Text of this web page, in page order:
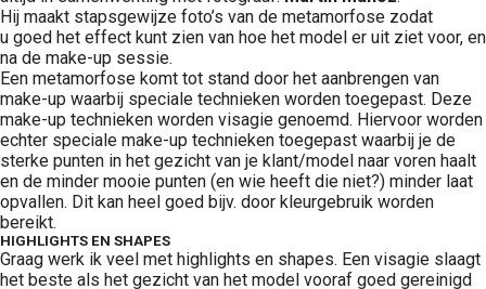
Hij maakt stapsgewijze foto’s van de metamorfose zodat
u goed het effect kunt zien van hoe het model er uit ziet voor, en
na de make-up sessie.
Een metamorfose komt tot stand door het aanbrengen van
make-up waarbij speciale technieken worden toegepast. Deze
make-up technieken worden visagie genoemd. Hiervoor worden
echter speciale make-up technieken toegepast waarbij je de
sterke punten in het gezicht van je klant/model naar voren haalt
en de minder mooie punten (en wie heeft die niet?) minder laat
opvallen. Dit kan heel goed bijv. door kleurgebruik worden
bereikt.
HIGHLIGHTS EN SHAPES
Graag werk ik veel met highlights en shapes. Een visagie slaagt
het beste als het gezicht van het model vooraf goed gereinigd